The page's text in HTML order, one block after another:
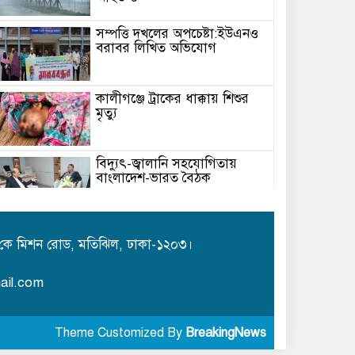
সম্পত্তি দখলের অপচেষ্টা:ইউএনও
বরাবর লিখিত অভিযোগ
কালীগঞ্জে ট্রাকের ধাক্কায় শিশুর
মৃত্যু
বিদ্যুৎ-জ্বালানি সহযোগিতায়
বাংলাদেশ-ভারত বৈঠক
উপলক্ষে সচেতনতামূলক কর্মসূচি
অনুষ্ঠিত
মিশন রোড, মতিঝিল, ঢাকা-১২০৩।
Theme Customized By BreakingNews